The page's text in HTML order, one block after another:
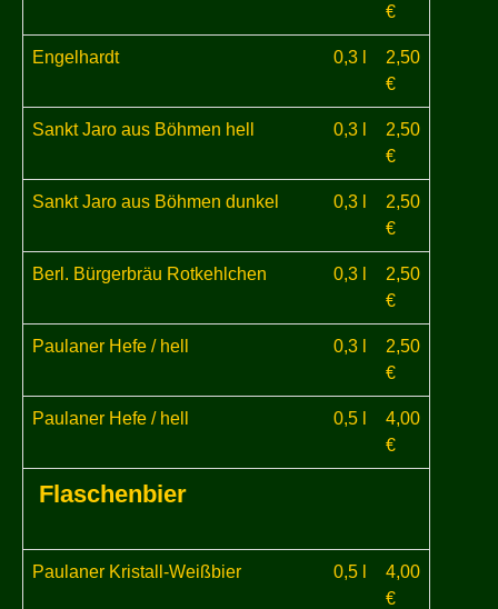
€
Engelhardt 0,3 l
2,50
€
Sankt Jaro aus Böhmen hell 0,3 l
2,50
€
Sankt Jaro aus Böhmen dunkel 0,3 l
2,50
€
Berl. Bürgerbräu Rotkehlchen 0,3 l
2,50
€
Paulaner Hefe / hell 0,3 l
2,50
€
Paulaner Hefe / hell 0,5 l
4,00
€
Flaschenbier
Paulaner Kristall-Weißbier 0,5 l
4,00
€